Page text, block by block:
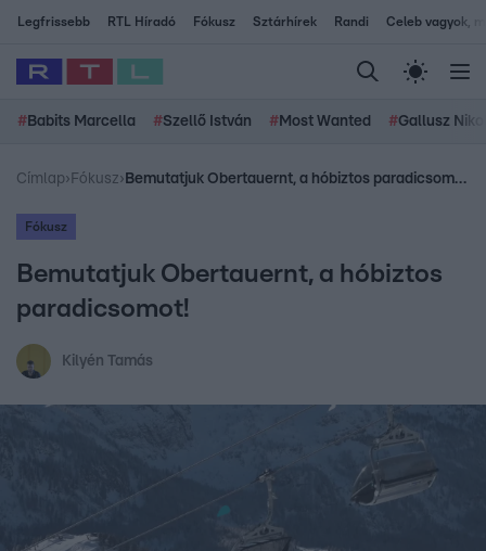
Legfrissebb RTL Híradó Fókusz Sztárhírek Randi Celeb vagyok,
# Babits Marcella #Szellő István # Most Wanted #Gallusz
Címlap› Fókusz› Bemutatjuk Obertauernt, a hóbiztos paradicsomot!
Fókusz
Bemutatjuk Obertauernt, a hóbiztos
paradicsomot!
Kilyén Tamás